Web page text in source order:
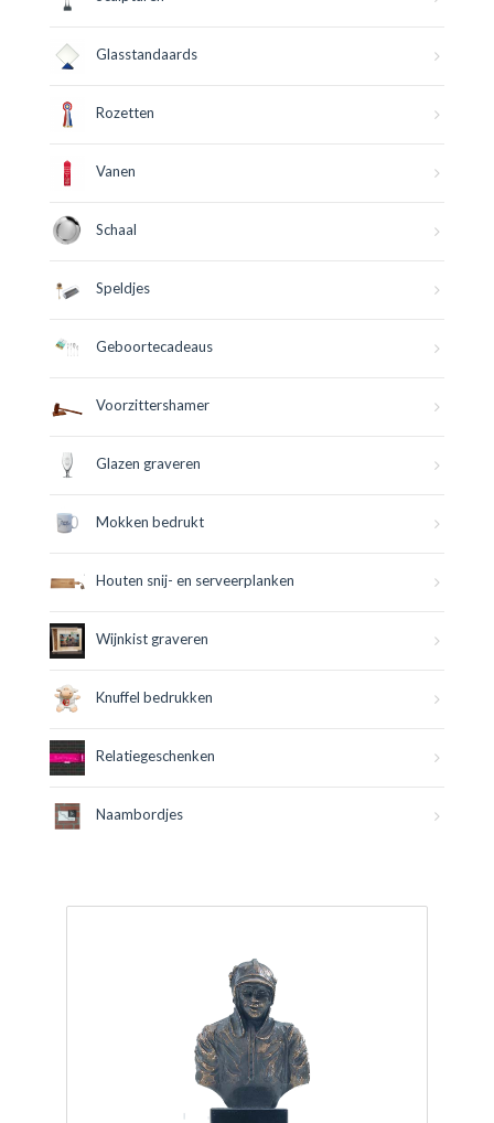
Glasstandaards
Rozetten
Vanen
Schaal
Speldjes
Geboortecadeaus
Voorzittershamer
Glazen graveren
Mokken bedrukt
Houten snij- en serveerplanken
Wijnkist graveren
Knuffel bedrukken
Relatiegeschenken
Naambordjes